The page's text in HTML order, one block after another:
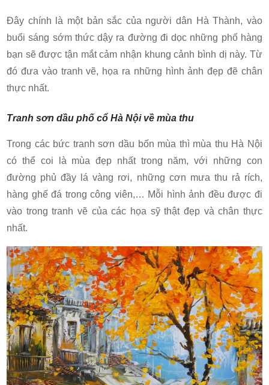
Đây chính là một bản sắc của người dân Hà Thành, vào
buổi sáng sớm thức dậy ra đường đi dọc những phố hàng
bạn sẽ được tận mắt cảm nhận khung cảnh bình dị này. Từ
đó đưa vào tranh vẽ, họa ra những hình ảnh đẹp đẽ chân
thực nhất.
Tranh sơn dầu phố cổ Hà Nội về mùa thu
Trong các bức tranh sơn dầu bốn mùa thì mùa thu Hà Nội
có thể coi là mùa đẹp nhất trong năm, với những con
đường phủ đầy lá vàng rơi, những cơn mưa thu rả rích,
hàng ghế đá trong công viên,… Mỗi hình ảnh đều được đi
vào trong tranh vẽ của các họa sỹ thật đẹp và chân thực
nhất.